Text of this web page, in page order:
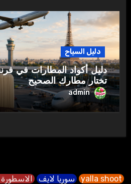
دليل السياح
تختار مطارك الصحيح
admin
yalla shoot سوريا لايف الاسطورة